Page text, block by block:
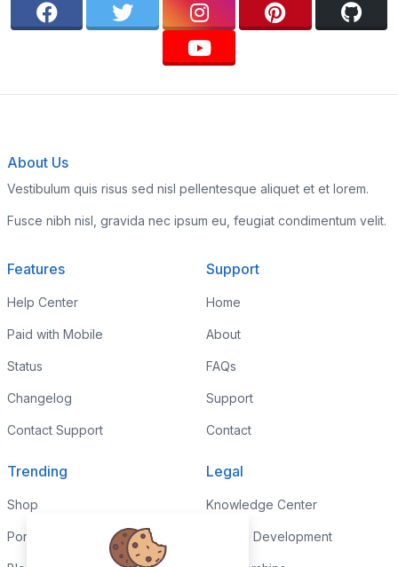
About Us
Vestibulum quis risus sed nisl pellentesque aliquet et et lorem.
Fusce nibh nisl, gravida nec ipsum eu, feugiat condimentum velit.
Features
Help Center
Paid with Mobile
Status
Changelog
Contact Support
Support
Home
About
FAQs
Support
Contact
Trending
Shop
Portfolio
Legal
Knowledge Center
Custom Development